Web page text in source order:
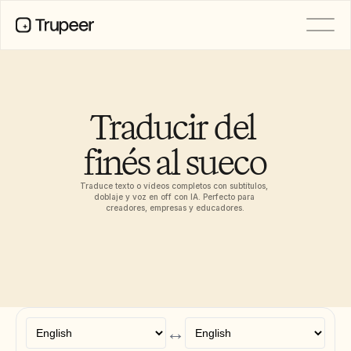
Traducir del
finés al sueco
Traduce texto o vídeos completos con subtítulos,
doblaje y voz en off con IA. Perfecto para
creadores, empresas y educadores.
↔
Base de conocimientos
Avatares de IA
Páginas compartidas
Grabación de pantalla con IA
Lanzamientos de producto
Industria